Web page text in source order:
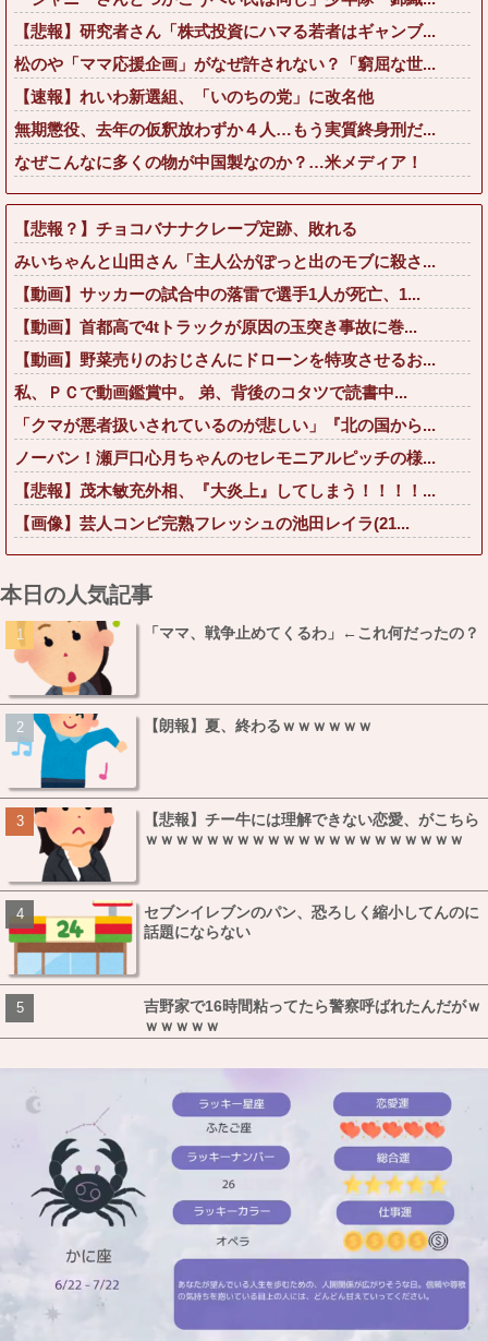
【悲報】研究者さん「株式投資にハマる若者はギャンブ...
松のや「ママ応援企画」がなぜ許されない？「窮屈な世...
【速報】れいわ新選組、「いのちの党」に改名他
無期懲役、去年の仮釈放わずか４人…もう実質終身刑だ...
なぜこんなに多くの物が中国製なのか？…米メディア！
【悲報？】チョコバナナクレープ定跡、敗れる
みいちゃんと山田さん「主人公がぽっと出のモブに殺さ...
【動画】サッカーの試合中の落雷で選手1人が死亡、1...
【動画】首都高で4tトラックが原因の玉突き事故に巻...
【動画】野菜売りのおじさんにドローンを特攻させるお...
私、ＰＣで動画鑑賞中。 弟、背後のコタツで読書中...
「クマが悪者扱いされているのが悲しい」『北の国から...
ノーバン！瀬戸口心月ちゃんのセレモニアルピッチの様...
【悲報】茂木敏充外相、『大炎上』してしまう！！！！...
【画像】芸人コンビ完熟フレッシュの池田レイラ(21...
本日の人気記事
「ママ、戦争止めてくるわ」←これ何だったの？
【朗報】夏、終わるｗｗｗｗｗｗ
【悲報】チー牛には理解できない恋愛、がこちら
ｗｗｗｗｗｗｗｗｗｗｗｗｗｗｗｗｗｗｗｗｗ
セブンイレブンのパン、恐ろしく縮小してんのに
話題にならない
吉野家で16時間粘ってたら警察呼ばれたんだがｗ
ｗｗｗｗｗ